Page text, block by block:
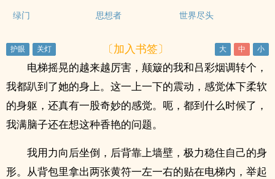
绿门
思想者 世界尽头
〔加入书签〕
电梯摇晃的越来越厉害，颠簸的我和吕彩烟调转个，
我都趴到了她的身上。这一上一下的震动，感觉体下柔软
的身躯，还真有一股奇妙的感觉。呃，都到什么时候了，
我满脑子还在想这种香艳的问题。
我用力向后坐倒，后背靠上墙壁，极力稳住自己的身
形。从背包里拿出两张黄符一左一右的贴在电梯内，举起